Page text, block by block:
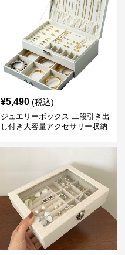
¥5,490 (税込)
ジュエリーボックス 二段引き出
し付き大容量アクセサリー収納